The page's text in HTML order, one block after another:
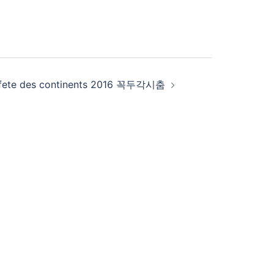
des continents 2016 꼭두각시춤